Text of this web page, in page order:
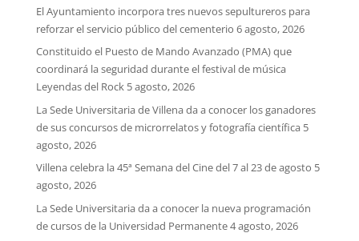
El Ayuntamiento incorpora tres nuevos sepultureros para
reforzar el servicio público del cementerio 6 agosto, 2026
Constituido el Puesto de Mando Avanzado (PMA) que
coordinará la seguridad durante el festival de música
Leyendas del Rock 5 agosto, 2026
La Sede Universitaria de Villena da a conocer los ganadores
de sus concursos de microrrelatos y fotografía científica 5
agosto, 2026
Villena celebra la 45ª Semana del Cine del 7 al 23 de agosto 5
agosto, 2026
La Sede Universitaria da a conocer la nueva programación
de cursos de la Universidad Permanente4 agosto, 2026